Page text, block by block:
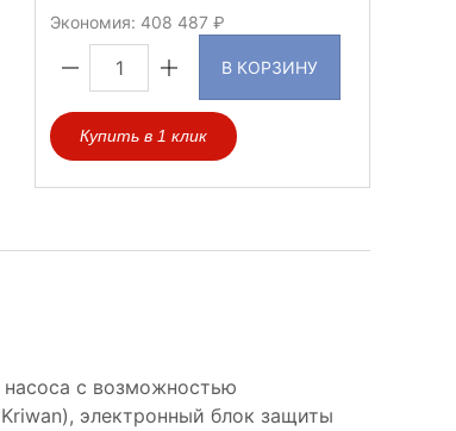
Экономия: 408 487
В КОРЗИНУ
Купить в 1 клик
с возможностью
электронный блок защиты